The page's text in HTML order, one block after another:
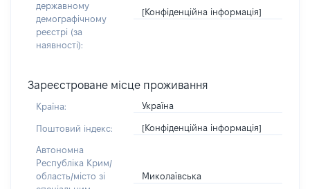
державному
демографічному
реєстрі (за
наявності):
[Конфіденційна інформація]
Зареєстроване місце проживання
Країна: Україна
Поштовий індекс: [Конфіденційна інформація]
Автономна
Республіка Крим/
область/місто зі
Миколаївська